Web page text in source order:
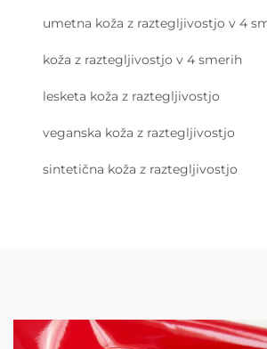
umetna koža z raztegljivostjo v 4
koža z raztegljivostjo v 4 smerih
lesketa koža z raztegljivostjo
veganska koža z raztegljivostjo
sintetična koža z raztegljivostjo